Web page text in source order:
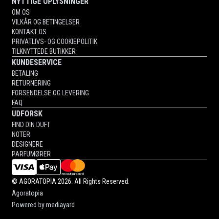
OM OS
VILKÅR OG BETINGELSER
KONTAKT OS
PRIVATLIVS- OG COOKIEPOLITIK
TILKNYTTEDE BUTIKKER
KUNDESERVICE
BETALING
RETURNERING
FORSENDELSE OG LEVERING
FAQ
UDFORSK
FIND DIN DUFT
NOTER
DESIGNERE
PARFUMØRER
© AGORATOPIA 2026. All Rights Reserved.
Agoratopia
Powered bymediayard